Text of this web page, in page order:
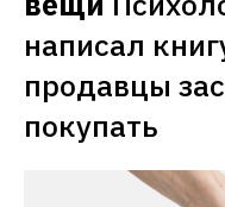
написал
продавцы
покупать